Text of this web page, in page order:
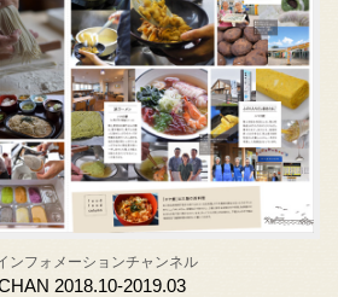
ンフォメーションチャンネル
2018.10-2019.03